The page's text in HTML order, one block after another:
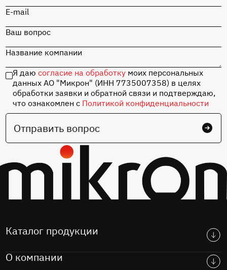
MIK32 Амур с
комплектующих
Перейти в каталог
E-mail
Ваш вопрос
Название компании
Я даюсогласие на обработку моих персональных
данных АО "Микрон" (ИНН 7735007358) в целях
обработки заявки и обратной связи и подтверждаю,
что ознакомлен с Политикой конфиденциальности
Отправить вопрос
Каталог продукции
О компании